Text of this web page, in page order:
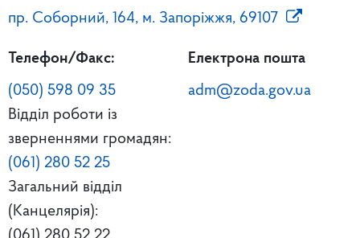
пр. Соборний, 164, м. Запоріжжя, 69107
Телефон/Факс:
(050) 598 09 35
Відділ роботи із
зверненнями громадян:
(061) 280 52 25
Загальний відділ
(Канцелярія):
Електрона пошта
adm@zoda.gov.ua